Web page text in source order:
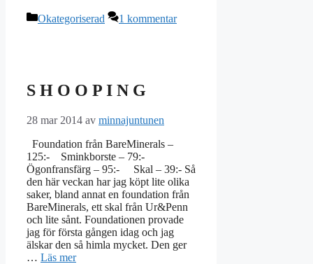
Kategorier
Okategoriserad 1 kommentar
S H O O P I N G
28 mar 2014 av minnajuntunen
Foundation från BareMinerals –
125:- Sminkborste – 79:-
Ögonfransfärg – 95:- Skal – 39:- Så
den här veckan har jag köpt lite olika
saker, bland annat en foundation från
BareMinerals, ett skal från Ur&Penn
och lite sånt. Foundationen provade
jag för första gången idag och jag
älskar den så himla mycket. Den ger
… Läs mer